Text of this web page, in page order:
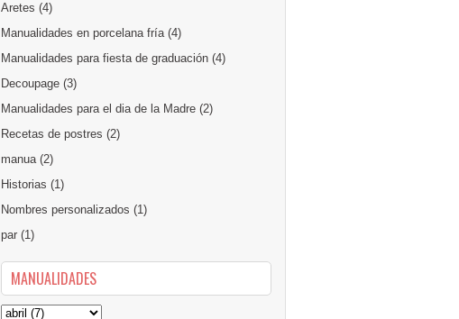
Aretes (4)
Manualidades en porcelana fría (4)
Manualidades para fiesta de graduación (4)
Decoupage (3)
Manualidades para el dia de la Madre (2)
Recetas de postres (2)
manua (2)
Historias (1)
Nombres personalizados (1)
par (1)
MANUALIDADES